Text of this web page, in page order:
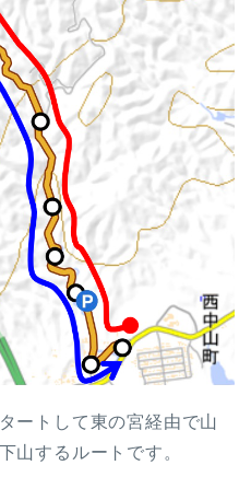
ートして東の宮経由で山
山するルートです。